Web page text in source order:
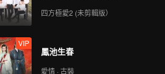
四方極愛2 (未剪輯版）
VIP
鳳池生春
愛情 · 古裝